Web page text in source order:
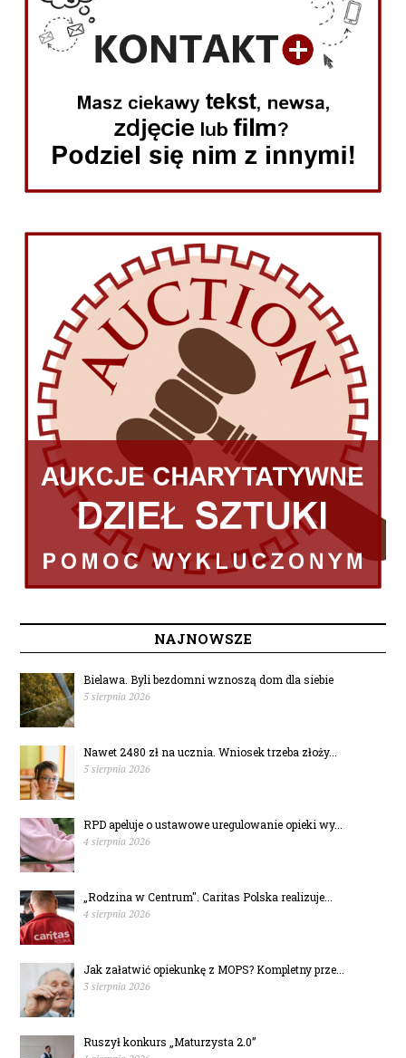
NAJNOWSZE
Bielawa. Byli bezdomni wznoszą dom dla siebie
5 sierpnia 2026
Nawet 2480 zł na ucznia. Wniosek trzeba złoży...
5 sierpnia 2026
RPD apeluje o ustawowe uregulowanie opieki wy...
4 sierpnia 2026
„Rodzina w Centrum". Caritas Polska realizuje...
4 sierpnia 2026
Jak załatwić opiekunkę z MOPS? Kompletny prze...
3 sierpnia 2026
Ruszył konkurs „Maturzysta 2.0”